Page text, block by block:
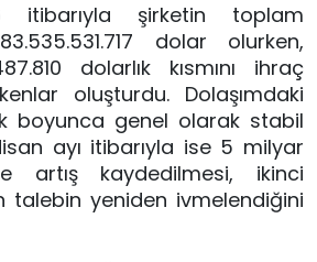
şirketin toplam
dolar olurken,
dolarlık kısmını ihraç
oluşturdu. Dolaşımdaki
boyunca genel olarak stabil
ayı itibarıyla ise 5 milyar
artış kaydedilmesi, ikinci
talebin yeniden ivmelendiğini